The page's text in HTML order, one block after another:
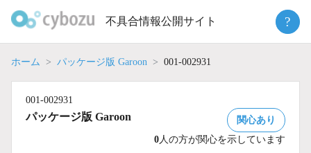
不具合情報公開サイト ?
ホーム パッケージ版 Garoon 001-002931
001-002931
パッケージ版 Garoon
関心あり
0 人の方が関心を示しています